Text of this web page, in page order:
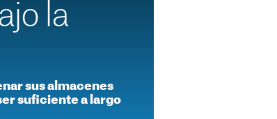
la
sus almacenes
suficiente a largo